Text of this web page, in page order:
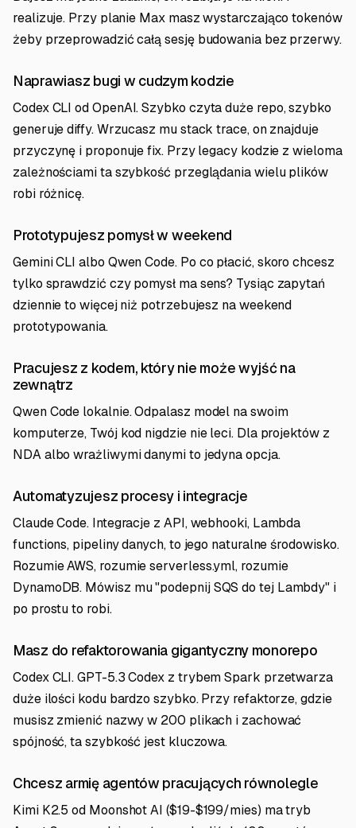
realizuje. Przy planie Max masz wystarczająco tokenów
żeby przeprowadzić całą sesję budowania bez przerwy.
Naprawiasz bugi w cudzym kodzie
Codex CLI od OpenAI. Szybko czyta duże repo, szybko
generuje diffy. Wrzucasz mu stack trace, on znajduje
przyczynę i proponuje fix. Przy legacy kodzie z wieloma
zależnościami ta szybkość przeglądania wielu plików
robi różnicę.
Prototypujesz pomysł w weekend
Gemini CLI albo Qwen Code. Po co płacić, skoro chcesz
tylko sprawdzić czy pomysł ma sens? Tysiąc zapytań
dziennie to więcej niż potrzebujesz na weekend
prototypowania.
Pracujesz z kodem, który nie może wyjść na
zewnątrz
Qwen Code lokalnie. Odpalasz model na swoim
komputerze, Twój kod nigdzie nie leci. Dla projektów z
NDA albo wrażliwymi danymi to jedyna opcja.
Automatyzujesz procesy i integracje
Claude Code. Integracje z API, webhooki, Lambda
functions, pipeliny danych, to jego naturalne środowisko.
Rozumie AWS, rozumie serverless.yml, rozumie
DynamoDB. Mówisz mu "podepnij SQS do tej Lambdy" i
po prostu to robi.
Masz do refaktorowania gigantyczny monorepo
Codex CLI. GPT-5.3 Codex z trybem Spark przetwarza
duże ilości kodu bardzo szybko. Przy refaktorze, gdzie
musisz zmienić nazwy w 200 plikach i zachować
spójność, ta szybkość jest kluczowa.
Chcesz armię agentów pracujących równolegle
Kimi K2.5 od Moonshot AI ($19-$199/mies) ma tryb